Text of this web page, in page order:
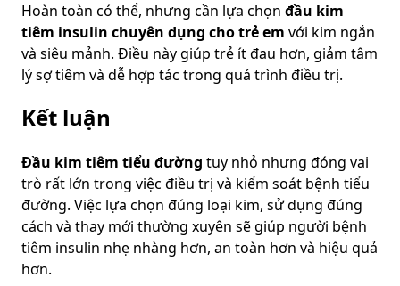
Hoàn toàn có thể, nhưng cần lựa chọn đầu kim
tiêm insulin chuyên dụng cho trẻ em với kim ngắn
và siêu mảnh. Điều này giúp trẻ ít đau hơn, giảm tâm
lý sợ tiêm và dễ hợp tác trong quá trình điều trị.
Kết luận
Đầu kim tiêm tiểu đường tuy nhỏ nhưng đóng vai
trò rất lớn trong việc điều trị và kiểm soát bệnh tiểu
đường. Việc lựa chọn đúng loại kim, sử dụng đúng
cách và thay mới thường xuyên sẽ giúp người bệnh
tiêm insulin nhẹ nhàng hơn, an toàn hơn và hiệu quả
hơn.